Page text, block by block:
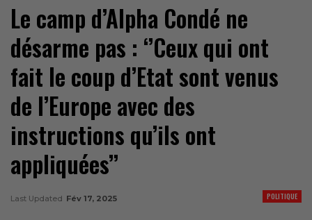
Le camp d’Alpha Condé ne
désarme pas : ‘’Ceux qui ont
fait le coup d’Etat sont venus
de l’Europe avec des
instructions qu’ils ont
appliquées’’
POLITIQUE
Last Updated Fév 17, 2025